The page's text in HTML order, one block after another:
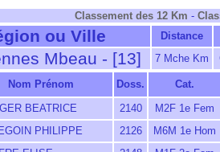
Classement des 12 Km -
ou Ville Distance
Mbeau - [13] 7 Mche Km
Nom Prénom Doss. Cat.
BEATRICE 2140 M2F 1e Fem
PHILIPPE 2126 M6M 1e Hom